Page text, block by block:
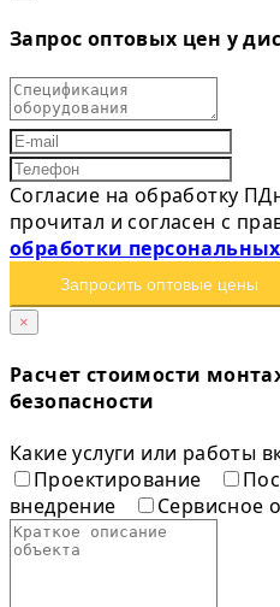
Запрос оптовых цен у
Согласие на обработку
прочитал и согласен с
обработки
Запросить оптовые цены
×
Расчет стоимости
безопасности
Какие услуги или работы
Проектирование
внедрение
Сервисное